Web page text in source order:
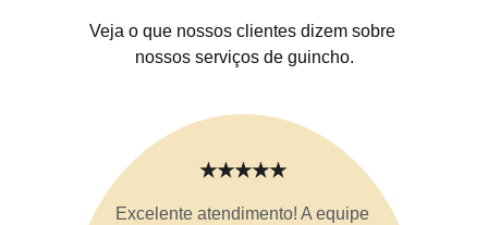
Veja o que nossos clientes dizem sobre
nossos serviços de guincho.
Excelente atendimento! A equipe
★★★★★